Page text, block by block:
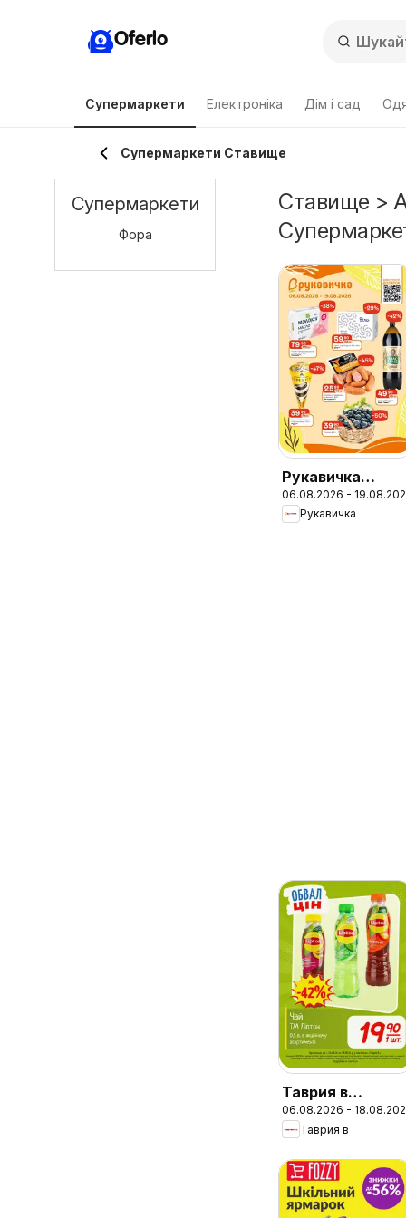
Oferlo
Супермаркети Електроніка Дім і сад
Супермаркети Ставище
Ставище >
Рукавичка
Поточний
каталог
06.08.2026 -
Рукавичка
Таврия в
Поточний
каталог
06.08.2026 -
Таврия в
Супермаркети
Фора